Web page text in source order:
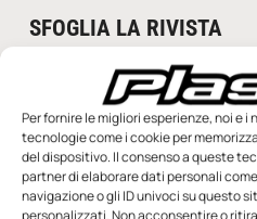
Per fornire le migliori esperienze, noi e
tecnologie come i cookie per
del dispositivo. Il consenso a queste
partner di elaborare dati personali
navigazione o gli ID univoci su questo
SFOGLIA LA RIVISTA